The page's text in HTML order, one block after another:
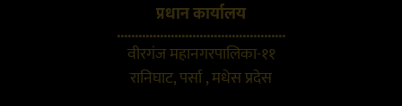
प्रधान कार्यालय
...............................................
वीरगंज महानगरपालिका-११
रानिघाट, पर्सा , मधेस प्रदेस